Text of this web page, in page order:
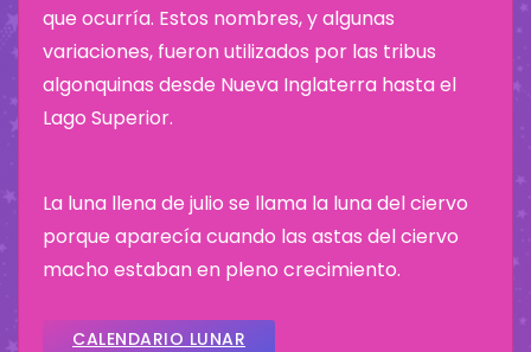
que ocurría. Estos nombres, y algunas
variaciones, fueron utilizados por las tribus
algonquinas desde Nueva Inglaterra hasta el
Lago Superior.
La luna llena de julio se llama la luna del ciervo
porque aparecía cuando las astas del ciervo
macho estaban en pleno crecimiento.
CALENDARIO LUNAR